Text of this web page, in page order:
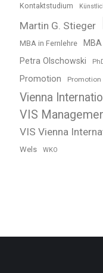
Kontaktstudium
Martin G. Stieger
MBA in Fernlehre
Petra Olschowski
Promotion Promotion
Vienna
VIS
VIS Vienna
Wels WKO